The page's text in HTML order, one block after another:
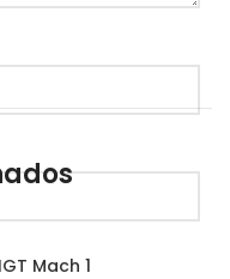
Mach 1